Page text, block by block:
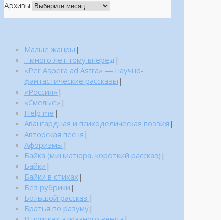
Архивы
Малые жанры |
…много лет тому вперед |
«Per Aspera ad Astra» — научно-
фантастические рассказы |
«Россия» |
«Смелые» |
Help me |
Авангардная и психоделическая поэзия |
Авторская песня |
Афоризмы |
Байка (миниатюра, короткий рассказ) |
Байки |
Байки в стихах |
Без рубрики |
Большой рассказ. |
Братья по разуму|